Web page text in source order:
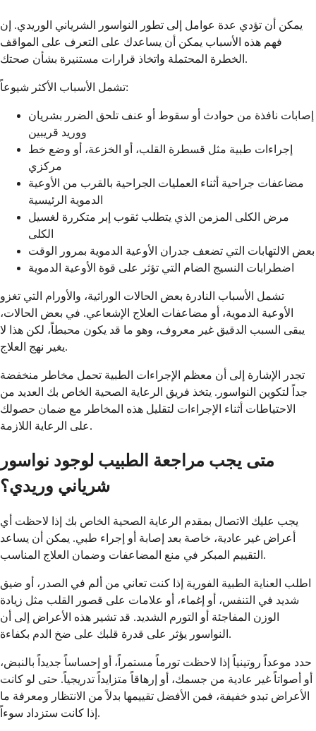
يمكن أن تؤدي عدة عوامل إلى تطور النواسور الشرياني الوريدي. إن
فهم هذه الأسباب يمكن أن يساعدك على التعرف على المواقف
الخطرة المحتملة واتخاذ قرارات مستنيرة بشأن صحتك.
تشمل الأسباب الأكثر شيوعاً:
إصابات نافذة من حوادث أو سقوط أو عنف تلحق الضرر بشريان
ووريد قريبين
إجراءات طبية مثل قسطرة القلب، أو الخزعة، أو وضع خط
مركزي
مضاعفات جراحية أثناء العمليات الجراحية بالقرب من الأوعية
الدموية الرئيسية
مرض الكلى المزمن الذي يتطلب ثقوب إبر متكررة لغسيل
الكلى
بعض الالتهابات التي تضعف جدران الأوعية الدموية بمرور الوقت
اضطرابات النسيج الضام التي تؤثر على قوة الأوعية الدموية
تشمل الأسباب النادرة بعض الحالات الوراثية، والأورام التي تغزو
الأوعية الدموية، أو مضاعفات العلاج الإشعاعي. في بعض الحالات،
يبقى السبب الدقيق غير معروف، وهو ما قد يكون محبطاً، لكن هذا لا
يغير نهج العلاج.
تجدر الإشارة إلى أن معظم الإجراءات الطبية تحمل مخاطر منخفضة
جداً لتكوين النواسور. يتخذ فريق الرعاية الصحية الخاص بك العديد من
الاحتياطات أثناء الإجراءات لتقليل هذه المخاطر مع ضمان حصولك
على الرعاية اللازمة.
متى يجب مراجعة الطبيب لوجود نواسور
شرياني وريدي؟
يجب عليك الاتصال بمقدم الرعاية الصحية الخاص بك إذا لاحظت أي
أعراض غير عادية، خاصة بعد إصابة أو إجراء طبي. يمكن أن يساعد
التقييم المبكر في منع المضاعفات وضمان العلاج المناسب.
اطلب العناية الطبية الفورية إذا كنت تعاني من ألم في الصدر، أو ضيق
شديد في التنفس، أو إغماء، أو علامات على قصور القلب مثل زيادة
الوزن المفاجئة أو التورم الشديد. قد تشير هذه الأعراض إلى أن
النواسور يؤثر على قدرة قلبك على ضخ الدم بكفاءة.
حدد موعداً روتينياً إذا لاحظت تورماً مستمراً، أو إحساساً جديداً بالنبض،
أو أصواتاً غير عادية من جسمك، أو إرهاقاً متزايداً تدريجياً. حتى لو كانت
الأعراض تبدو خفيفة، فمن الأفضل تقييمها بدلاً من الانتظار ومعرفة ما
إذا كانت ستزداد سوءاً.